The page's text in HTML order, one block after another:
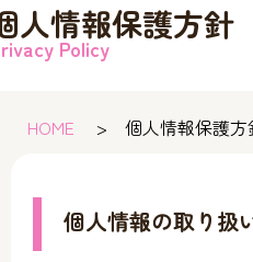
へ
ス
ッ
人情報保護方針
Policy
HOME > 個人情報保護方
個人情報の取り扱